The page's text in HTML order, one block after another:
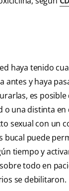
haya tenido
antes y haya
es posible
o una distinta en
sexual con un
bucal puede
tiempo y
todo en
se debilitaron.